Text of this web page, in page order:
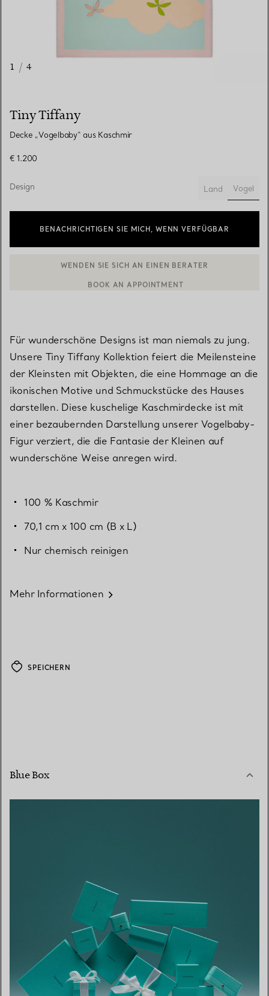
1 / 4
Tiny Tiffany
Decke „Vogelbaby“ aus Kaschmir
€ 1.200
Design Land
Vogel
BENACHRICHTIGEN SIE MICH, WENN VERFÜGBAR
Für wunderschöne Designs ist man niemals zu jung.
Unsere Tiny Tiffany Kollektion feiert die Meilensteine
der Kleinsten mit Objekten, die eine Hommage an die
ikonischen Motive und Schmuckstücke des Hauses
darstellen. Diese kuschelige Kaschmirdecke ist mit
einer bezaubernden Darstellung unserer Vogelbaby-
Figur verziert, die die Fantasie der Kleinen auf
wunderschöne Weise anregen wird.
100 % Kaschmir
70,1 cm x 100 cm (B x L)
Nur chemisch reinigen
Mehr Informationen
SPEICHERN
Blue Box